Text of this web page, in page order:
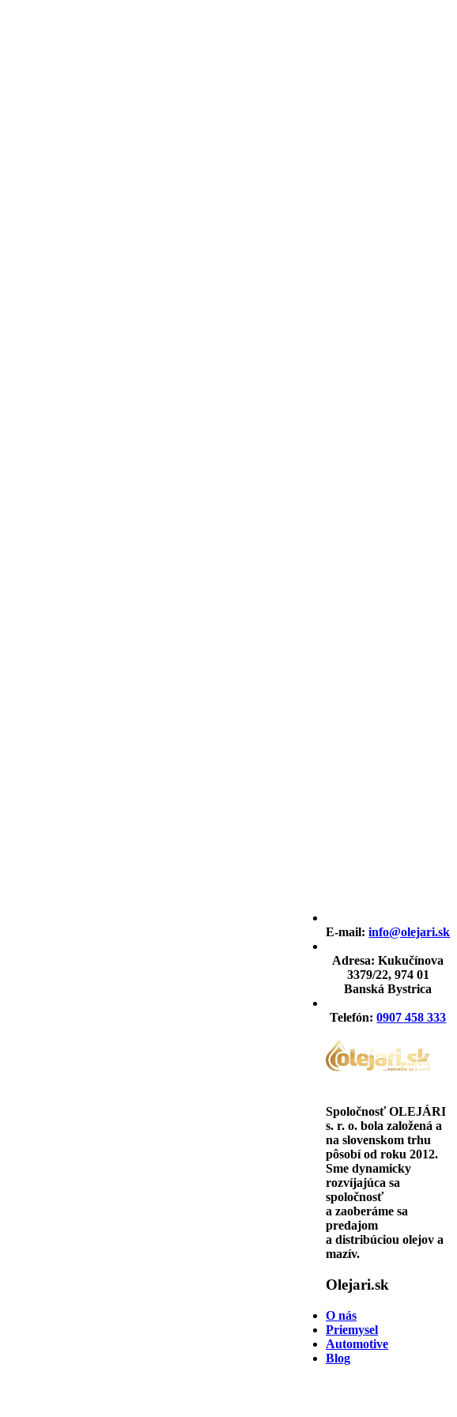
E-mail: info@olejari.sk
Adresa: Kukučínova
3379/22, 974 01
Banská Bystrica
Telefón: 0907 458 333
Spoločnosť OLEJÁRI
s. r. o. bola založená a
na slovenskom trhu
pôsobí od roku 2012.
Sme dynamicky
rozvíjajúca sa
spoločnosť
a zaoberáme sa
predajom
a distribúciou olejov a
mazív.
Olejari.sk
O nás
Priemysel
Automotive
Blog